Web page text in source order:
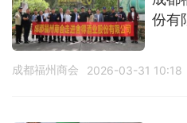
份有
成都福州商会 2026-03-31 10:18